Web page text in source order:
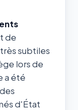
de
subtiles
lors de
a été
d'État